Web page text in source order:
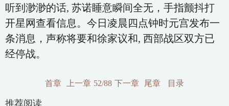
听到渺渺的话, 苏诺睡意瞬间全无，手指颤抖打
开星网查看信息。今日凌晨四点钟时元宫发布一
条消息，声称将要和徐家议和, 西部战区双方已
经停战。
首章 上一章 52/88 下一章 尾章 目录
推荐阅读